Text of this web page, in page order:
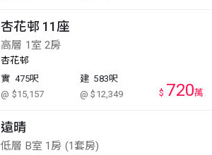
杏花邨 11座
高層 1室 2房
杏花邨
實 475呎
@ $15,157
建 583呎
@ $12,349
$ 720萬
遠晴
低層 B室 1房 (1套房)